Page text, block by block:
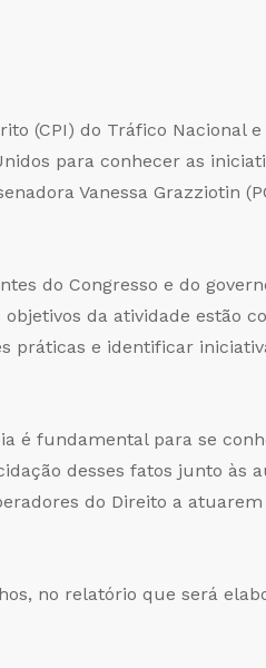
(CPI) do Tráfico Nacional
para conhecer as
Vanessa Grazziotin
do Congresso e do
da atividade estão
práticas e identificar
é fundamental para se
desses fatos junto às
do Direito a
no relatório que será